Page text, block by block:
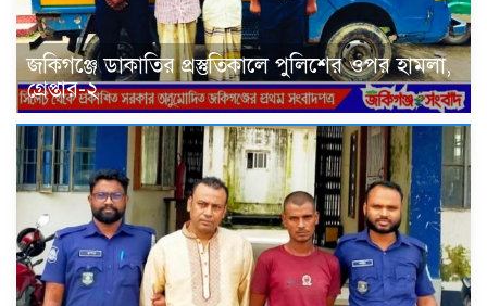
জকিগঞ্জে ডাকাতির প্রস্তুতিকালে পুলিশের ওপর হামলা,
গ্রেপ্তার-২